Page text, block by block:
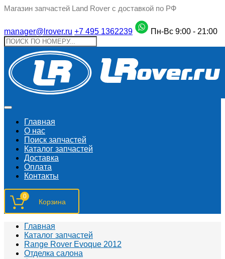
Магазин запчастей Land Rover с доставкой по РФ
manager@lrover.ru +7 495 1362239 Пн-Вс 9:00 - 21:00
Главная
О нас
Поиск запчастeй
Каталог запчастей
Доставка
Оплата
Контакты
0
Главная
Каталог запчастей
Range Rover Evoque 2012
Отделка салона